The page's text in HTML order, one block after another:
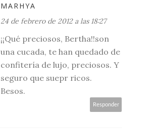
MARHYA
24 de febrero de 2012 a las 18:27
¡¡Qué preciosos, Bertha!!son
una cucada, te han quedado de
confitería de lujo, preciosos. Y
seguro que suepr ricos.
Besos.
Responder